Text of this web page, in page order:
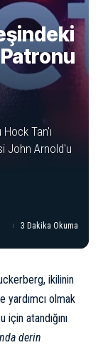
Tan'ı
John Arnold'u
3 Dakika Okuma
ikilinin
yardımcı olmak
atandığını
derin